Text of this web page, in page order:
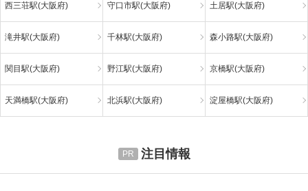
西三荘駅(大阪府) 守口市駅(大阪府) 土居駅(大阪府)
滝井駅(大阪府) 千林駅(大阪府) 森小路駅(大阪府)
関目駅(大阪府) 野江駅(大阪府) 京橋駅(大阪府)
天満橋駅(大阪府) 北浜駅(大阪府) 淀屋橋駅(大阪府)
注目情報